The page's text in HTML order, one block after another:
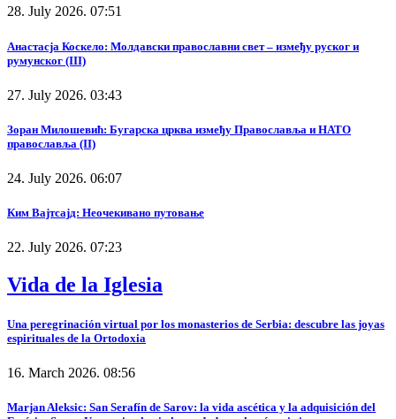
28. July 2026. 07:51
Анастасја Коскело: Молдавски православни свет – између руског и
румунског (III)
27. July 2026. 03:43
Зоран Милошевић: Бугарска црква између Православља и НАТО
православља (II)
24. July 2026. 06:07
Ким Вајтсајд: Неочекивано путовање
22. July 2026. 07:23
Vida de la Iglesia
Una peregrinación virtual por los monasterios de Serbia: descubre las joyas
espirituales de la Ortodoxia
16. March 2026. 08:56
Marjan Aleksic: San Serafín de Sarov: la vida ascética y la adquisición del